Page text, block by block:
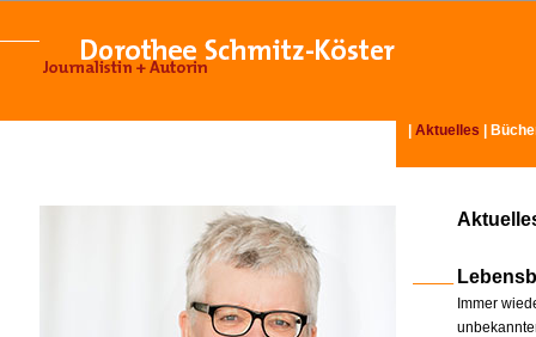
Aktuelles
Immer